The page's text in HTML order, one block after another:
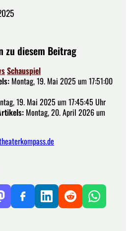
zu diesem Beitrag
Schauspiel
Montag, 19. Mai 2025 um 17:51:00
19. Mai 2025 um 17:45:45 Uhr
Montag, 20. April 2026 um